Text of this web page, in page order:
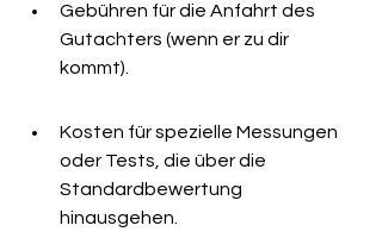
Gebühren für die Anfahrt des
Gutachters (wenn er zu dir
kommt).
Kosten für spezielle Messungen
oder Tests, die über die
Standardbewertung
hinausgehen.